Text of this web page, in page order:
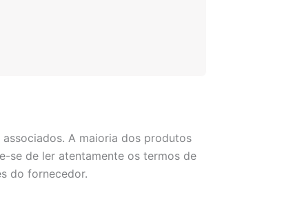
A maioria dos produtos
se de ler atentamente os termos de
do fornecedor.